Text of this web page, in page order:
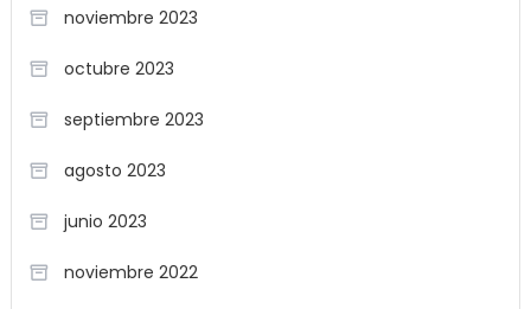
noviembre 2023
octubre 2023
septiembre 2023
agosto 2023
junio 2023
noviembre 2022